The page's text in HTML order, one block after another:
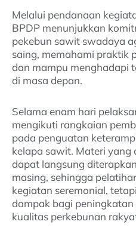
Melalui pendanaan
BPDP menunjukkan
pekebun sawit swadaya
saing, memahami praktik
dan mampu menghadapi
di masa depan.
Selama enam hari
mengikuti rangkaian
pada penguatan
kelapa sawit. Materi yang
dapat langsung
masing, sehingga
kegiatan seremonial,
dampak bagi
kualitas perkebunan